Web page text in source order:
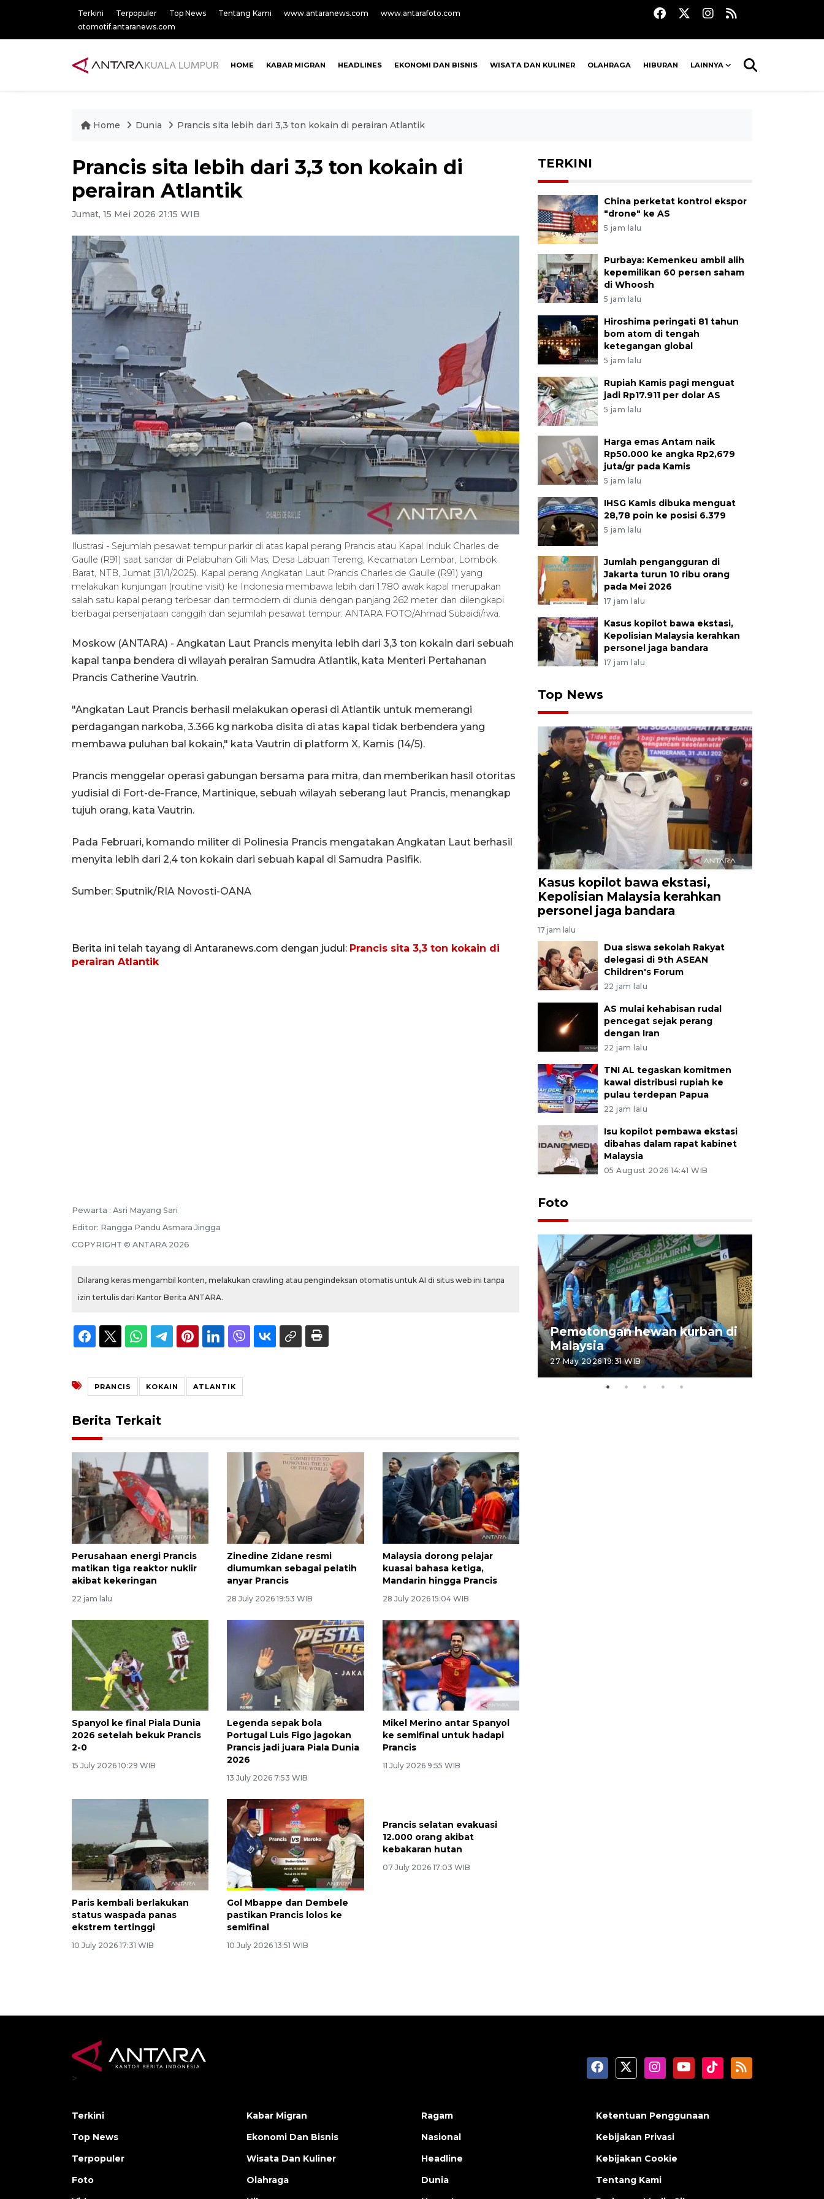
Terkini Terpopuler Top News Tentang Kami www.antaranews.com
www.antarafoto.com
otomotif.antaranews.com
HOME KABAR MIGRAN HEADLINES EKONOMI DAN BISNIS WISATA DAN KULINER OLAHRAGA HIBURAN LAINNYA
Home Dunia Prancis sita lebih dari 3,3 ton kokain di perairan Atlantik
Prancis sita lebih dari 3,3 ton kokain di
perairan Atlantik
Jumat, 15 Mei 2026 21:15 WIB
Ilustrasi - Sejumlah pesawat tempur parkir di atas kapal perang Prancis atau Kapal Induk Charles de
Gaulle (R91) saat sandar di Pelabuhan Gili Mas, Desa Labuan Tereng, Kecamatan Lembar, Lombok
Barat, NTB, Jumat (31/1/2025). Kapal perang Angkatan Laut Prancis Charles de Gaulle (R91) yang
melakukan kunjungan (routine visit) ke Indonesia membawa lebih dari 1.780 awak kapal merupakan
salah satu kapal perang terbesar dan termodern di dunia dengan panjang 262 meter dan dilengkapi
berbagai persenjataan canggih dan sejumlah pesawat tempur. ANTARA FOTO/Ahmad Subaidi/rwa.
Moskow (ANTARA) - Angkatan Laut Prancis menyita lebih dari 3,3 ton kokain dari sebuah
kapal tanpa bendera di wilayah perairan Samudra Atlantik, kata Menteri Pertahanan
Prancis Catherine Vautrin.
"Angkatan Laut Prancis berhasil melakukan operasi di Atlantik untuk memerangi
perdagangan narkoba, 3.366 kg narkoba disita di atas kapal tidak berbendera yang
membawa puluhan bal kokain," kata Vautrin di platform X, Kamis (14/5).
Prancis menggelar operasi gabungan bersama para mitra, dan memberikan hasil otoritas
yudisial di Fort-de-France, Martinique, sebuah wilayah seberang laut Prancis, menangkap
tujuh orang, kata Vautrin.
Pada Februari, komando militer di Polinesia Prancis mengatakan Angkatan Laut berhasil
menyita lebih dari 2,4 ton kokain dari sebuah kapal di Samudra Pasifik.
Sumber: Sputnik/RIA Novosti-OANA
Berita ini telah tayang di Antaranews.com dengan judul: Prancis sita 3,3 ton kokain di
perairan Atlantik
Pewarta : Asri Mayang Sari
Editor: Rangga Pandu Asmara Jingga
COPYRIGHT © ANTARA 2026
Dilarang keras mengambil konten, melakukan crawling atau pengindeksan otomatis untuk AI di situs web ini tanpa
izin tertulis dari Kantor Berita ANTARA.
PRANCIS KOKAIN ATLANTIK
Berita Terkait
Perusahaan energi Prancis
matikan tiga reaktor nuklir
akibat kekeringan
22 jam lalu
Zinedine Zidane resmi
diumumkan sebagai pelatih
anyar Prancis
28 July 2026 19:53 WIB
Malaysia dorong pelajar
kuasai bahasa ketiga,
Mandarin hingga Prancis
28 July 2026 15:04 WIB
Spanyol ke final Piala Dunia
2026 setelah bekuk Prancis
2-0
15 July 2026 10:29 WIB
Legenda sepak bola
Portugal Luis Figo jagokan
Prancis jadi juara Piala Dunia
2026
13 July 2026 7:53 WIB
Mikel Merino antar Spanyol
ke semifinal untuk hadapi
Prancis
11 July 2026 9:55 WIB
Paris kembali berlakukan
status waspada panas
ekstrem tertinggi
10 July 2026 17:31 WIB
Gol Mbappe dan Dembele
pastikan Prancis lolos ke
semifinal
10 July 2026 13:51 WIB
Prancis selatan evakuasi
12.000 orang akibat
kebakaran hutan
07 July 2026 17:03 WIB
TERKINI
China perketat kontrol ekspor
"drone" ke AS
5 jam lalu
Purbaya: Kemenkeu ambil alih
kepemilikan 60 persen saham
di Whoosh
5 jam lalu
Hiroshima peringati 81 tahun
bom atom di tengah
ketegangan global
5 jam lalu
Rupiah Kamis pagi menguat
jadi Rp17.911 per dolar AS
5 jam lalu
Harga emas Antam naik
Rp50.000 ke angka Rp2,679
juta/gr pada Kamis
5 jam lalu
IHSG Kamis dibuka menguat
28,78 poin ke posisi 6.379
5 jam lalu
Jumlah pengangguran di
Jakarta turun 10 ribu orang
pada Mei 2026
17 jam lalu
Kasus kopilot bawa ekstasi,
Kepolisian Malaysia kerahkan
personel jaga bandara
17 jam lalu
Top News
Kasus kopilot bawa ekstasi,
Kepolisian Malaysia kerahkan
personel jaga bandara
17 jam lalu
Dua siswa sekolah Rakyat
delegasi di 9th ASEAN
Children's Forum
22 jam lalu
AS mulai kehabisan rudal
pencegat sejak perang
dengan Iran
22 jam lalu
TNI AL tegaskan komitmen
kawal distribusi rupiah ke
pulau terdepan Papua
22 jam lalu
Isu kopilot pembawa ekstasi
dibahas dalam rapat kabinet
Malaysia
05 August 2026 14:41 WIB
Foto
Pemotongan hewan kurban di
Malaysia
27 May 2026 19:31 WIB
>
Terkini
Top News
Terpopuler
Foto
Kabar Migran
Ekonomi Dan Bisnis
Wisata Dan Kuliner
Olahraga
Ragam
Nasional
Headline
Dunia
Ketentuan Penggunaan
Kebijakan Privasi
Kebijakan Cookie
Tentang Kami